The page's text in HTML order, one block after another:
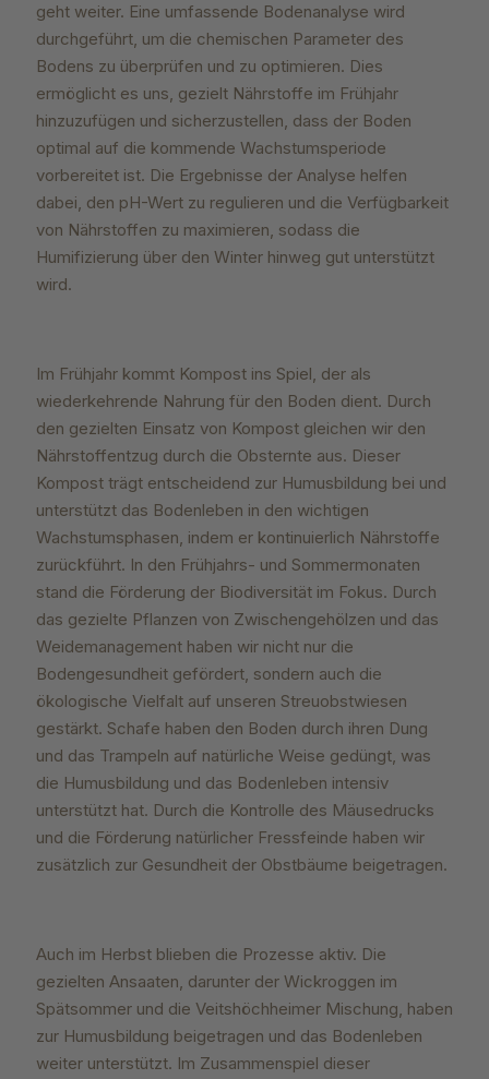
geht weiter. Eine umfassende Bodenanalyse wird
durchgeführt, um die chemischen Parameter des
Bodens zu überprüfen und zu optimieren. Dies
ermöglicht es uns, gezielt Nährstoffe im Frühjahr
hinzuzufügen und sicherzustellen, dass der Boden
optimal auf die kommende Wachstumsperiode
vorbereitet ist. Die Ergebnisse der Analyse helfen
dabei, den pH-Wert zu regulieren und die Verfügbarkeit
von Nährstoffen zu maximieren, sodass die
Humifizierung über den Winter hinweg gut unterstützt
wird.
Im Frühjahr kommt Kompost ins Spiel, der als
wiederkehrende Nahrung für den Boden dient. Durch
den gezielten Einsatz von Kompost gleichen wir den
Nährstoffentzug durch die Obsternte aus. Dieser
Kompost trägt entscheidend zur Humusbildung bei und
unterstützt das Bodenleben in den wichtigen
Wachstumsphasen, indem er kontinuierlich Nährstoffe
zurückführt. In den Frühjahrs- und Sommermonaten
stand die Förderung der Biodiversität im Fokus. Durch
das gezielte Pflanzen von Zwischengehölzen und das
Weidemanagement haben wir nicht nur die
Bodengesundheit gefördert, sondern auch die
ökologische Vielfalt auf unseren Streuobstwiesen
gestärkt. Schafe haben den Boden durch ihren Dung
und das Trampeln auf natürliche Weise gedüngt, was
die Humusbildung und das Bodenleben intensiv
unterstützt hat. Durch die Kontrolle des Mäusedrucks
und die Förderung natürlicher Fressfeinde haben wir
zusätzlich zur Gesundheit der Obstbäume beigetragen.
Auch im Herbst blieben die Prozesse aktiv. Die
gezielten Ansaaten, darunter der Wickroggen im
Spätsommer und die Veitshöchheimer Mischung, haben
zur Humusbildung beigetragen und das Bodenleben
weiter unterstützt. Im Zusammenspiel dieser